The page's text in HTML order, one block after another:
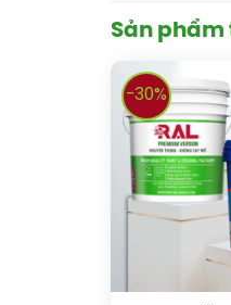
Sản
-30%